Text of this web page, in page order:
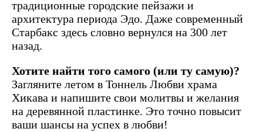
традиционные городские пейзажи и
архитектура периода Эдо. Даже современный
Старбакс здесь словно вернулся на 300 лет
назад.
Хотите найти того самого (или ту самую)?
Загляните летом в Тоннель Любви храма
Хикава и напишите свои молитвы и желания
на деревянной пластинке. Это точно повысит
ваши шансы на успех в любви!